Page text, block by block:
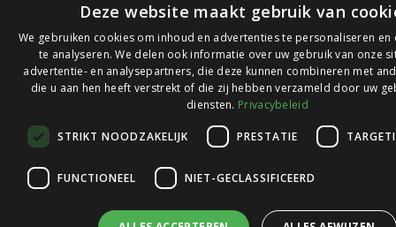
© 2026 Ledlichtdiscounter.nl
op
Webwinkelkeur
Deze website maakt gebruik van
We gebruiken cookies om inhoud en advertenties te personaliseren en
te analyseren. We delen ook informatie over uw gebruik van onze
advertentie- en analysepartners, die deze kunnen combineren met
die u aan hen heeft verstrekt of die zij hebben verzameld door uw
diensten. Privacybeleid
STRIKT NOODZAKELIJK PRESTATIE
FUNCTIONEEL NIET-GECLASSIFICEERD